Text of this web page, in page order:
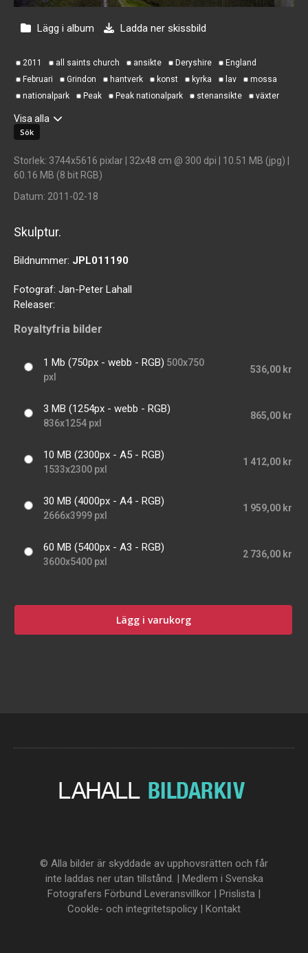
Lägg i album Ladda ner skissbild
2011 all saints church ansikte Deryshire
England
Februari
Grindon hantverk konst kyrka lav
mossa
nationalpark
Peak Peak nationalpark stenansikte växter
Visa alla
Storlek: 3744x5616 pixlar | 32x48 cm @ 300 dpi | 10.51 MB (jpg) |
60.16 MB (8 bit RGB)
Datum: 2011-02-18
Skulptur.
Bildnummer: JPL011190
Fotograf: Jan-Peter Lahall
Releaser:
Royaltyfria bilder
1 Mb (750px - webb - RGB) 500x750
pxl
536,00 kr
3 MB (1254px - webb - RGB)
836x1254 pxl
865,00 kr
10 MB (2300px - A5 - RGB)
1533x2300 pxl
1 412,00 kr
30 MB (4000px - A4 - RGB)
2666x3999 pxl
1 959,00 kr
60 MB (5400px - A3 - RGB)
3600x5400 pxl
2 736,00 kr
Lägg i varukorg
© Alla bilder är skyddade av upphovsrätten och får
inte laddas ner utan tillstånd. | Medlem i Svenska
Fotografers Förbund Leveransvillkor | Prislista |
Cookle- och integritetspolicy | Kontakt